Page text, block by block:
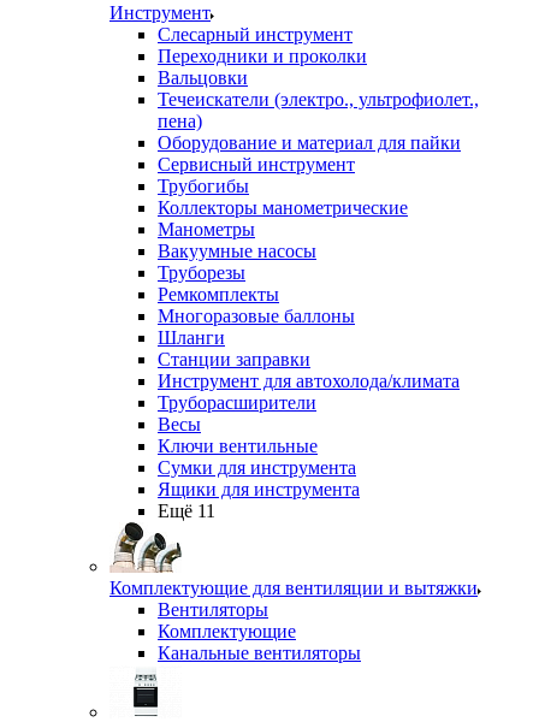
Инструмент
Слесарный инструмент
Переходники и проколки
Вальцовки
Течеискатели (электро., ультрофиолет.,
пена)
Оборудование и материал для пайки
Сервисный инструмент
Трубогибы
Коллекторы манометрические
Манометры
Вакуумные насосы
Труборезы
Ремкомплекты
Многоразовые баллоны
Шланги
Станции заправки
Инструмент для автохолода/климата
Труборасширители
Весы
Ключи вентильные
Сумки для инструмента
Ящики для инструмента
Ещё 11
Комплектующие для вентиляции и вытяжки
Вентиляторы
Комплектующие
Канальные вентиляторы